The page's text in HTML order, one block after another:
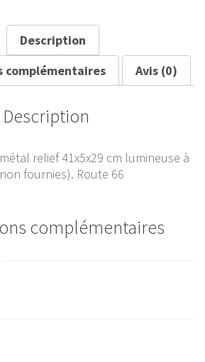
Description
complémentaires
Avis (0)
Description
relief 41x5x29 cm lumineuse à
fournies). Route 66
complémentaires